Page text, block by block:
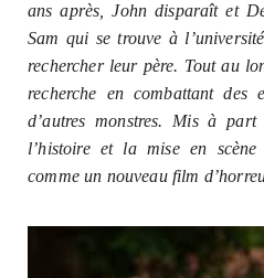
ans après, John disparaît et
Sam qui se trouve à
rechercher leur père. Tout au
recherche en combattant des
d’autres monstres. Mis à
l’histoire et la mise en scène
comme un nouveau film